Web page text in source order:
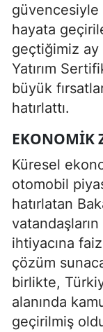
hayata
geçtiğimiz ay
Yatırım
büyük
hatırlattı.
EKONOMIK
Küresel
otomobil
hatırlatan
ihtiyacına
çözüm
birlikte,
alanında
geçirilmiş